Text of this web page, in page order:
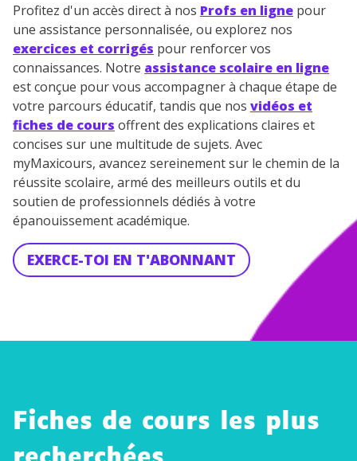
Profitez d'un accès direct à nos Profs en ligne pour
une assistance personnalisée, ou explorez nos
exercices et corrigés pour renforcer vos
connaissances. Notre assistance scolaire en ligne
est conçue pour vous accompagner à chaque étape de
votre parcours éducatif, tandis que nos vidéos et
fiches de cours offrent des explications claires et
concises sur une multitude de sujets. Avec
myMaxicours, avancez sereinement sur le chemin de la
réussite scolaire, armé des meilleurs outils et du
soutien de professionnels dédiés à votre
épanouissement académique.
EXERCE-TOI EN T'ABONNANT
Fiches de cours les plus